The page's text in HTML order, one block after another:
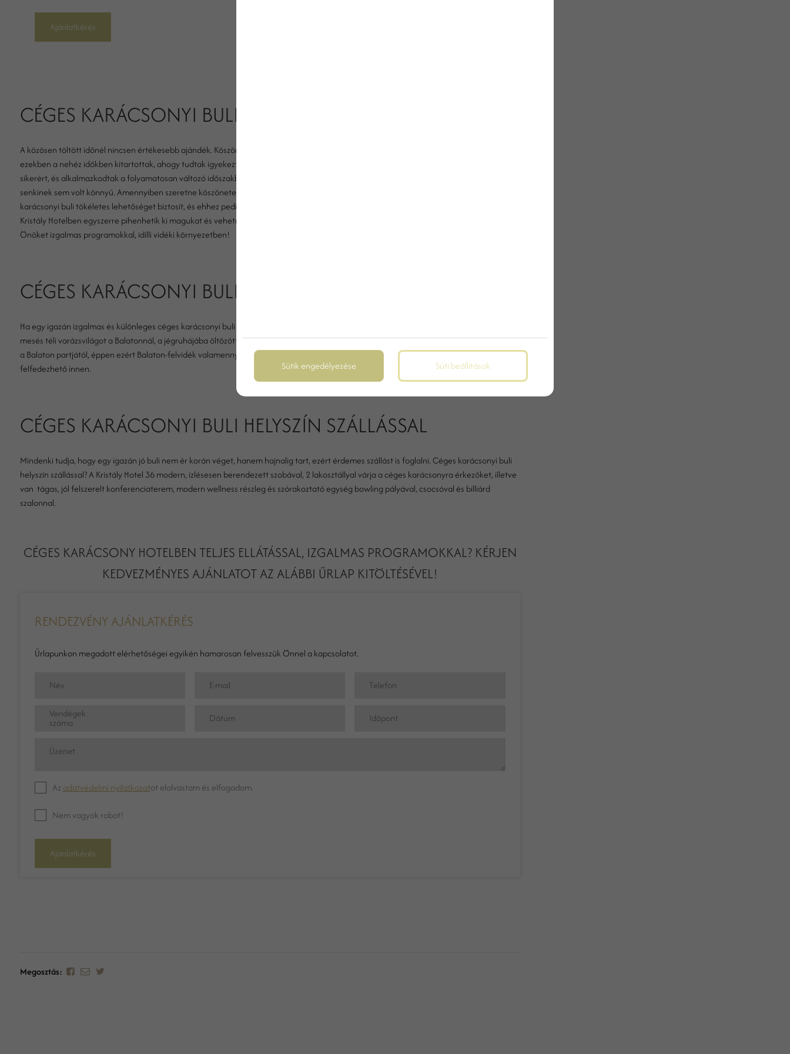
Ajánlatkérés
CÉGES KARÁCSONYI BULI HELYSZÍN VIDÉKEN
A közösen töltött időnél nincsen értékesebb ajándék. Köszönje meg a dolgozóinak nemcsak az egész éves munkájukat, hanem azt is, hogy
ezekben a nehéz időkben kitartottak, ahogy tudtak igyekeztek, hogy a közös célok megvalósuljanak, elkötlezetten dolgoztak a közös
sikerért, és alkalmazkodtak a folyamatosan változó időszakban! Ez az időszak nemcsak a cégvezetőknek volt bonyodalmakkal teli,
senkinek sem volt könnyű. Amennyiben szeretne köszönetet mondani alkalmazottainak, és egyben kicsit a csapatszellemet is építeni egy
karácsonyi buli tökéletes lehetőséget biztosít, és ehhez pedig már csak egy tökéletes céges karácsonyi buli helyszín kell. A négycsillagos
Kristály Hotelben egyszerre pihenhetik ki magukat és vehetnek részt izgalmas programokon, vagyis tölthetnek együtt értékes időt. Várjuk
Önöket izgalmas programokkal, idilli vidéki környezetben!
CÉGES KARÁCSONYI BULI HELYSZÍN BALATONNÁL
Ha egy igazán izgalmas és különleges céges karácsonyi buli helyszínt keresnek, akkor a Balaton mindig remek választás. Fedezzék fel a
mesés téli varázsvilágot a Balatonnál, a jégruhájába öltözött magyar tengert, az izgalmas látnivalókat itt! Szállodánk csupán fél órára van
a Balaton partjától, éppen ezért Balaton-felvidék valamennyi látnivalója, történelmi-, kulturális- valamint természeti kincse könnyedén
felfedezhető innen.
CÉGES KARÁCSONYI BULI HELYSZÍN SZÁLLÁSSAL
Mindenki tudja, hogy egy igazán jó buli nem ér korán véget, hanem hajnalig tart, ezért érdemes szállást is foglalni. Céges karácsonyi buli
helyszín szállással? A Kristály Hotel 36 modern, ízlésesen berendezett szobával, 2 lakosztállyal várja a céges karácsonyra érkezőket, illetve
van tágas, jól felszerelt konferenciaterem, modern wellness részleg és szórakoztató egység bowling pályával, csocsóval és billiárd
szalonnal.
CÉGES KARÁCSONY HOTELBEN TELJES ELLÁTÁSSAL, IZGALMAS PROGRAMOKKAL? KÉRJEN
KEDVEZMÉNYES AJÁNLATOT AZ ALÁBBI ŰRLAP KITÖLTÉSÉVEL!
RENDEZVÉNY AJÁNLATKÉRÉS
Űrlapunkon megadott elérhetőségei egyikén hamarosan felvesszük Önnel a kapcsolatot.
Név E-mail Telefon
Vendégek
száma Dátum Időpont
Üzenet
Az adatvédelmi nyilatkozatot elolvastam és elfogadom.
Nem vagyok robot!
Ajánlatkérés
Megosztás:
Sütik engedélyezése Süti beállítások